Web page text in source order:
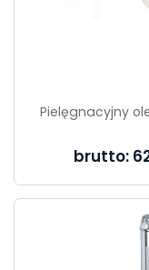
Pielęgnacyjny
brutto: